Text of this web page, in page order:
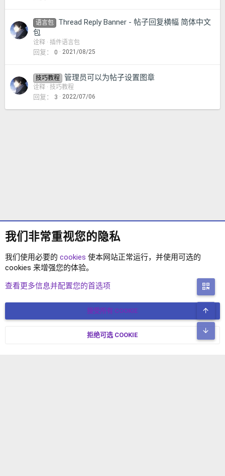
语言包
Thread Reply Banner - 帖子回复横幅 简体中文
包
诠释 插件语言包
回复 0 2021/08/25
技巧教程 管理员可以为帖子设置图章
诠释 技巧教程
回复 3 2022/07/06
插件-存放
简体中文 联系我们
© COPYRIGHT 2017-2026 XENFORO中文社区 版权所有 冀ICP备
我们非常重视您的隐私
我们使用必要的 cookies 使本网站正常运行，并使用可选的
cookies 来增强您的体验。
查看更多信息并配置您的首选项
接受所有 COOKIE
拒绝可选 COOKIE